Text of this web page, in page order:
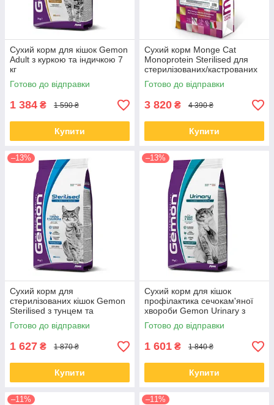
Сухий корм для кішок Gemon
Adult з куркою та індичкою 7
кг
Готово до відправки
1 384 ₴ 1 590 ₴
Купити
Сухий корм Monge Cat
Monoprotein Sterilised для
стерилізованих/кастрованих
котів із фореллю 10 КГ
Готово до відправки
3 820 ₴ 4 390 ₴
Купити
–13%
Сухий корм для
стерилізованих кішок Gemon
Sterilised з тунцем та
лососем 7 кг
Готово до відправки
1 627 ₴ 1 870 ₴
Купити
–13%
Сухий корм для кішок
профілактика сечокам'яної
хвороби Gemon Urinary з
куркою та рисом 7 кг
Готово до відправки
1 601 ₴ 1 840 ₴
Купити
–11% –11%